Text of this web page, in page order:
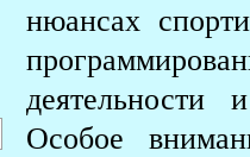
нюансах
Особое